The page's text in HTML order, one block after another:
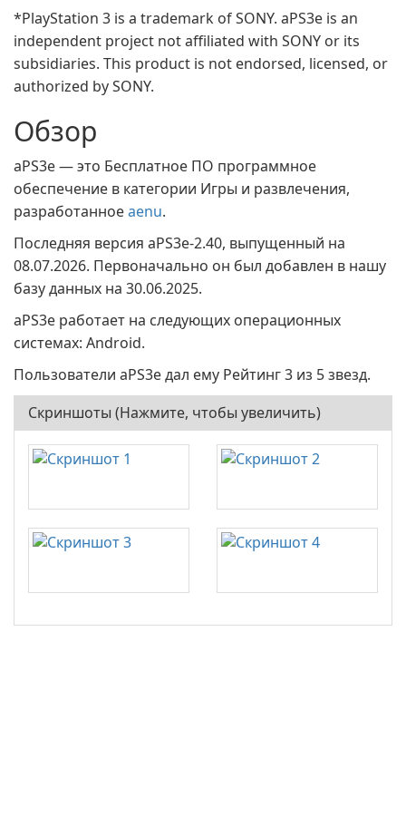
*PlayStation 3 is a trademark of SONY. aPS3e is an
independent project not affiliated with SONY or its
subsidiaries. This product is not endorsed, licensed, or
authorized by SONY.
Обзор
aPS3e — это Бесплатное ПО программное
обеспечение в категории Игры и развлечения,
разработанноеaenu.
Последняя версия aPS3e-2.40, выпущенный на
08.07.2026. Первоначально он был добавлен в нашу
базу данных на 30.06.2025.
aPS3e работает на следующих операционных
системах: Android.
Пользователи aPS3e дал ему Рейтинг 3 из 5 звезд.
Скриншоты (Нажмите, чтобы увеличить)